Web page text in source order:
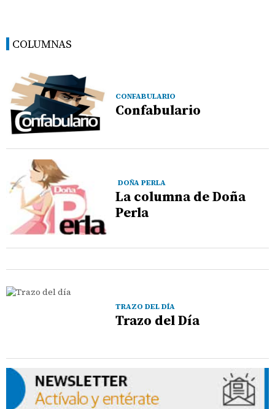
COLUMNAS
CONFABULARIO
Confabulario
DOÑA PERLA
La columna de Doña
Perla
TRAZO DEL DÍA
Trazo del Día